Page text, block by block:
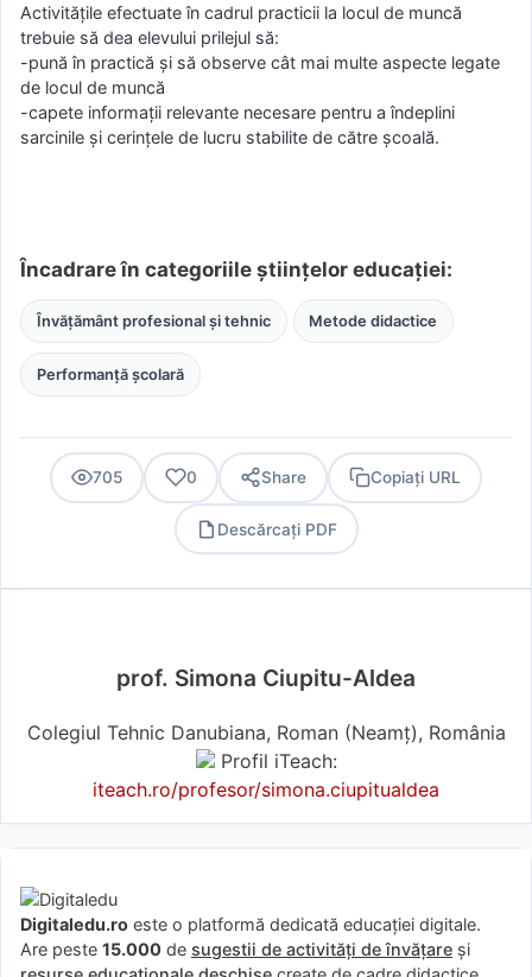
Activităţile efectuate în cadrul practicii la locul de muncă
trebuie să dea elevului prilejul să:
-pună în practică şi să observe cât mai multe aspecte legate
de locul de muncă
-capete informaţii relevante necesare pentru a îndeplini
sarcinile şi cerinţele de lucru stabilite de către şcoală.
Încadrare în categoriile științelor educației:
Învățământ profesional și tehnic Metode didactice
Performanță școlară
705 0 Share Copiați URL
Descărcați PDF
prof. Simona Ciupitu-Aldea
Colegiul Tehnic Danubiana, Roman (Neamţ), România
Profil iTeach:
iteach.ro/profesor/simona.ciupitualdea
Digitaledu.ro este o platformă dedicată educației digitale.
Are peste 15.000 de sugestii de activități de învățare și